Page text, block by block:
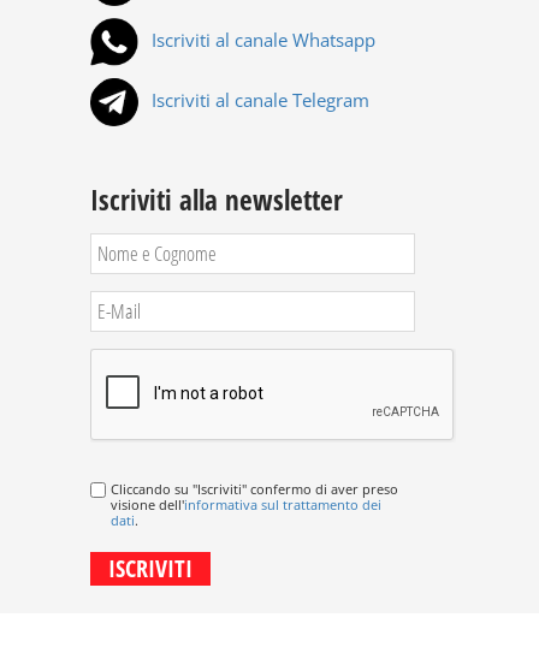
Iscriviti al canale Whatsapp
Iscriviti al canale Telegram
Iscriviti alla newsletter
Cliccando su "Iscriviti" confermo di aver preso
visione dell'informativa sul trattamento dei
dati.